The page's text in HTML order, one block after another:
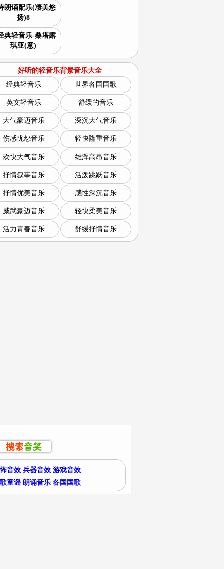
朗诵配乐(凄美悠
扬)8
典轻音乐-桑塔露
琪亚(意)
好听的轻音乐背景音乐大全
经典轻音乐
世界各国国歌
英文轻音乐 舒缓的音乐
大气豪迈音乐 深沉大气音乐
伤感忧怨音乐 轻快隆重音乐
欢快大气音乐 雄浑高昂音乐
抒情叙事音乐 活泼跳跃音乐
抒情优美音乐 感性深沉音乐
威武豪迈音乐 轻快柔美音乐
活力青春音乐 舒缓抒情音乐
音效 兵器音效 游戏音效
童谣 朗诵音乐 各国国歌